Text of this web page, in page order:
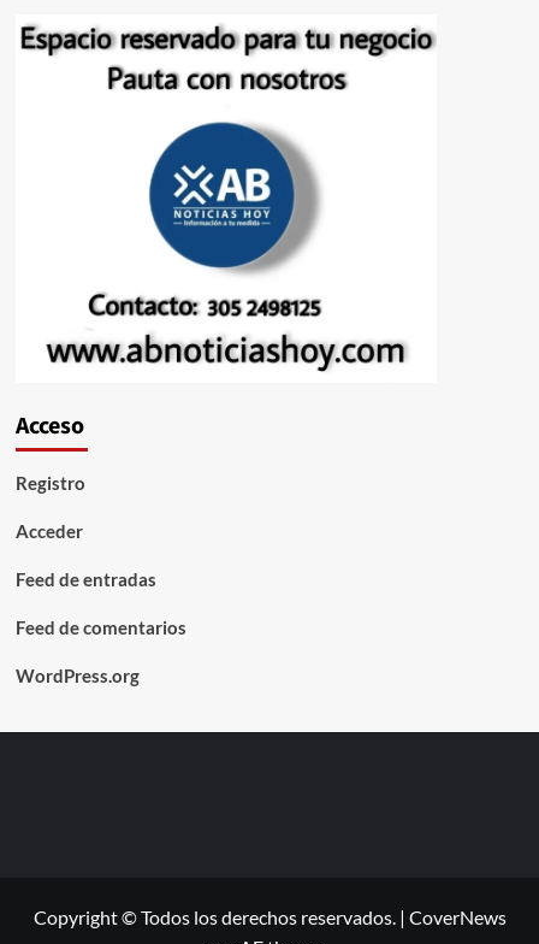
Acceso
Registro
Acceder
Feed de entradas
Feed de comentarios
WordPress.org
Copyright © Todos los derechos reservados. | CoverNews